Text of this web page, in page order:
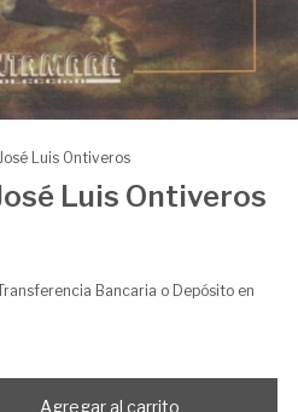
Luis Ontiveros
Luis Ontiveros
Bancaria o Depósito en